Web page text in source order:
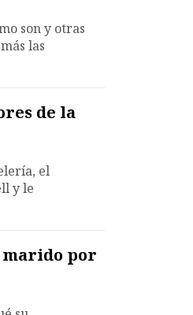
son y otras
las
de la
el
y le
marido por